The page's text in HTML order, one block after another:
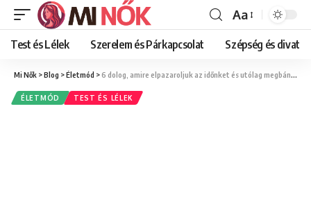
Font
Resizer
Aa
Test és Lélek Szerelem és Párkapcsolat Szépség és divat
Mi Nők >Blog >Életmód >6 dolog, amire elpazaroljuk az időnket és utólag megbánjuk
ÉLETMÓD TEST ÉS LÉLEK